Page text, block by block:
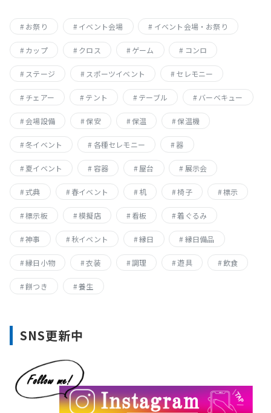
お祭り イベント会場 イベント会場・お祭り
カップ クロス ゲーム コンロ
ステージ スポーツイベント セレモニー
チェアー テント テーブル バーベキュー
会場設備 保安 保温 保温機
冬イベント 各種セレモニー 器
夏イベント 容器 屋台 展示会
式典 春イベント 机 椅子 標示
標示板 模擬店 看板 着ぐるみ
神事 秋イベント 縁日 縁日備品
縁日小物 衣装 調理 遊具 飲食
餅つき 養生
SNS更新中